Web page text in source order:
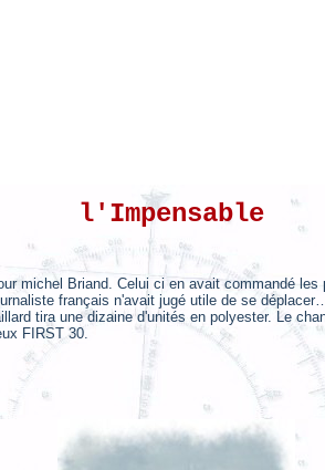
l'Impensable
michel Briand. Celui ci en avait commandé
français n'avait jugé utile de se
tira une dizaine d'unités en polyester. Le
FIRST 30.